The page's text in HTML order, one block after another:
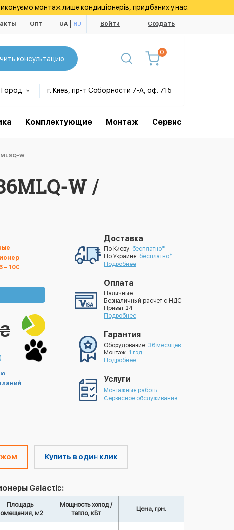
монтаж лише кондиціонерів, придбаних у нас.
Опт UA RU Войти Создать
консультацию
0
Город г. Киев, пр-т Соборности 7-А, оф. 715
Комплектующие Монтаж Сервис
W
W /
– 100
₴
Доставка
По Киеву: бесплатно*
По Украине: бесплатно*
Подробнее
Оплата
Наличные
Безналичный расчет с НДС
Приват 24
Подробнее
Гарантия
Оборудование: 36 месяцев
Монтаж: 1 год
Подробнее
Услуги
Монтажные работы
Сервисное обслуживание
Купить в один клик
Galactic:
Площадь
м2
Мощность холод /
тепло, кВт
Цена, грн.